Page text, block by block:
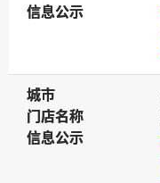
信息公示
信息公示
城市
城市
门店名称
门店名称
信息公示
信息公示